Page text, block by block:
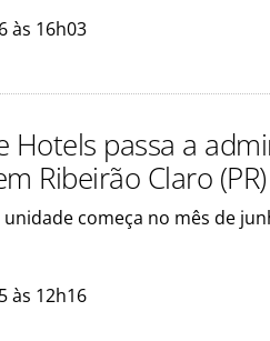
às 16h03
Hotels passa a
Ribeirão Claro (PR)
unidade começa no mês de
às 12h16